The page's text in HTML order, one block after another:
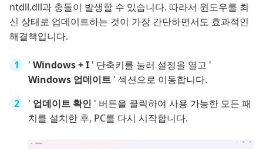
ntdll.dll과 충돌이 발생할 수 있습니다. 따라서 윈도우를 최
신 상태로 업데이트하는 것이 가장 간단하면서도 효과적인
해결책입니다.
' Windows + I ' 단축키를 눌러 설정을 열고 '
Windows 업데이트 ' 섹션으로 이동합니다.
' 업데이트 확인 ' 버튼을 클릭하여 사용 가능한 모든 패
치를 설치한 후, PC를 다시 시작합니다.